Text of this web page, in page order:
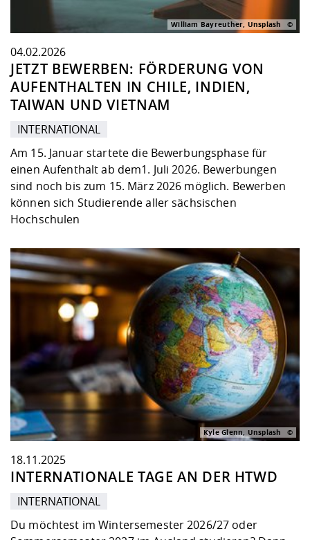
JETZT BEWERBEN: FÖRDERUNG VON
AUFENTHALTEN IN CHILE, INDIEN,
TAIWAN UND VIETNAM
04.02.2026
INTERNATIONAL
Am 15. Januar startete die Bewerbungsphase für
einen Aufenthalt ab dem1. Juli 2026. Bewerbungen
sind noch bis zum 15. März 2026 möglich. Bewerben
können sich Studierende aller sächsischen
Hochschulen
William Bayreuther, Unsplash
INTERNATIONALE TAGE AN DER HTWD
18.11.2025
INTERNATIONAL
Du möchtest im Wintersemester 2026/27 oder
Kyle Glenn, Unsplash